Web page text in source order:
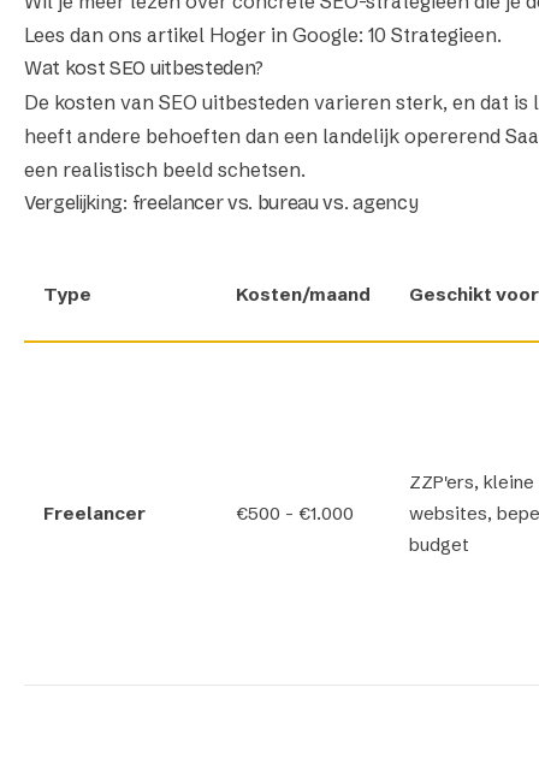
Lees dan ons artikel Hoger in Google: 10 Strategieen.
Wat kost SEO uitbesteden?
De kosten van SEO uitbesteden varieren sterk, en dat
heeft andere behoeften dan een landelijk opererend
een realistisch beeld schetsen.
Vergelijking: freelancer vs. bureau vs. agency
Type Kosten/maand Geschikt voor
Freelancer €500 - €1.000
ZZP'ers, kleine
websites,
budget